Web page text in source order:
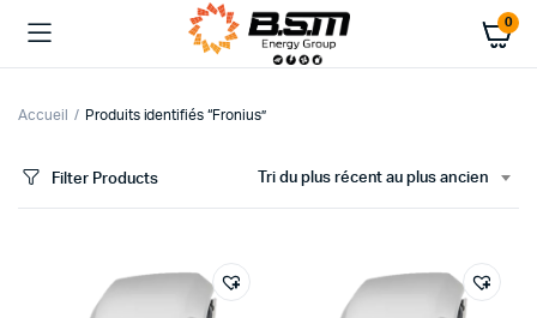
0
Accueil Produits identifiés “Fronius”
Filter Products Tri du plus récent au plus ancien